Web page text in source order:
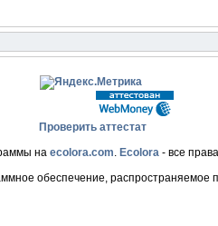
Проверить аттестат
на ecolora.com. Ecolora- все
обеспечение, распространяемое